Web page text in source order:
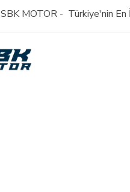
SBK MOTOR - Türkiye'nin